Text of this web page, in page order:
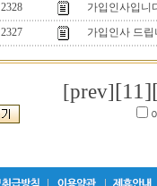
2328
가입인사입니
2327
가입인사 드립
[prev][11]